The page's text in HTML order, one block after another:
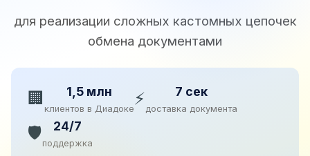
для реализации сложных кастомных цепочек
обмена документами
🏢 1,5 млн
клиентов в Диадоке⚡ 7 сек
доставка документа
🛡️ 24/7
поддержка